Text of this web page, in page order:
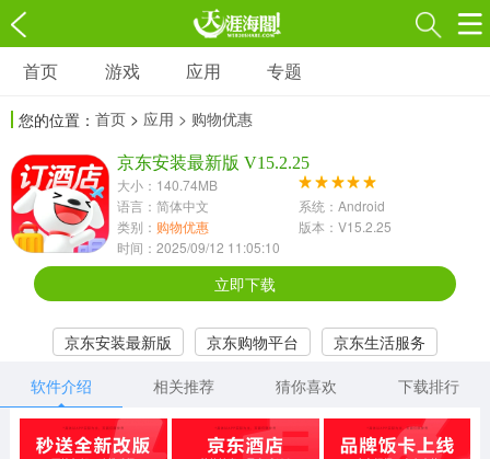
游戏
3697款应用
1597款应用
休闲益智
13387款应用
2196款应用
冒险解谜
1072款应用
418款应用
568款应用
音乐舞蹈
269款应用
2716款应用
515款应用
首页 游戏 应用 专题
您的位置： 首页 > 应用 > 购物优惠
京东安装最新版 V15.2.25
大小：140.74MB
语言：简体中文
系统：Android
类别： 购物优惠
版本：V15.2.25
时间：2025/09/12 11:05:10
立即下载
京东安装最新版 京东购物平台
京东生活服务
软件介绍
相关推荐 猜你喜欢 下载排行